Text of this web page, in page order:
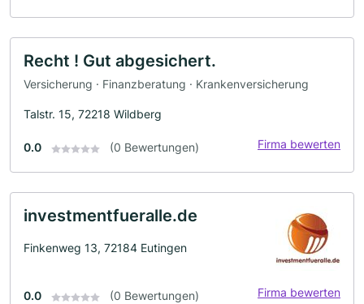
Recht ! Gut abgesichert.
Versicherung · Finanzberatung · Krankenversicherung
Talstr. 15, 72218 Wildberg
0.0 (0 Bewertungen) Firma bewerten
investmentfueralle.de
Finkenweg 13, 72184 Eutingen
0.0 (0 Bewertungen) Firma bewerten